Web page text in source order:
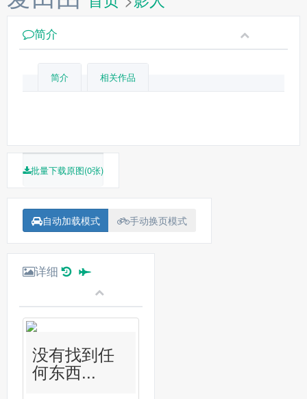
简介
简介 相关作品
批量下载原图(0张)
自动加载模式 手动换页模式
详细
没有找到任
何东西...